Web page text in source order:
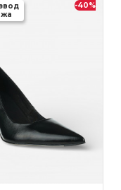
-40%